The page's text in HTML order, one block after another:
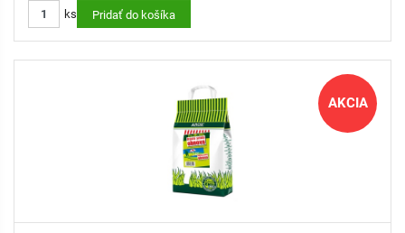
ks Pridať do košíka
AKCIA